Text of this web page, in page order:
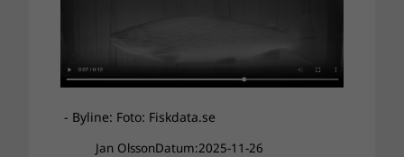
- Byline: Foto: Fiskdata.se
Jan OlssonDatum:2025-11-26